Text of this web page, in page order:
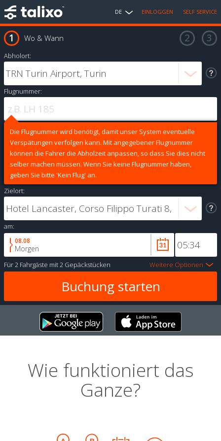
DE EINLOGGEN SELF SERVICE
Wo & Wann
Abholort:
Flugnummer:
Die Flugnummer wird benötigt, damit unser System eventuelle
Verspätungen verfolgen kann. Mit angegebener Flugnummer
können die Fahrer die Abholzeit anpassen, so dass Sie dies nicht
selber machen müssen. Wenn Sie keine Flugnummer haben,
geben Sie bitte 'Kein Flug' an.
Zielort:
am:
08.08
Morgen
Für2 Fahrgäste mit2 Gepäckstücken Weitere Optionen
Wie funktioniert das
Ganze?